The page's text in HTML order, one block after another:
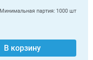
В корзину
Минимальная партия: 1000 шт